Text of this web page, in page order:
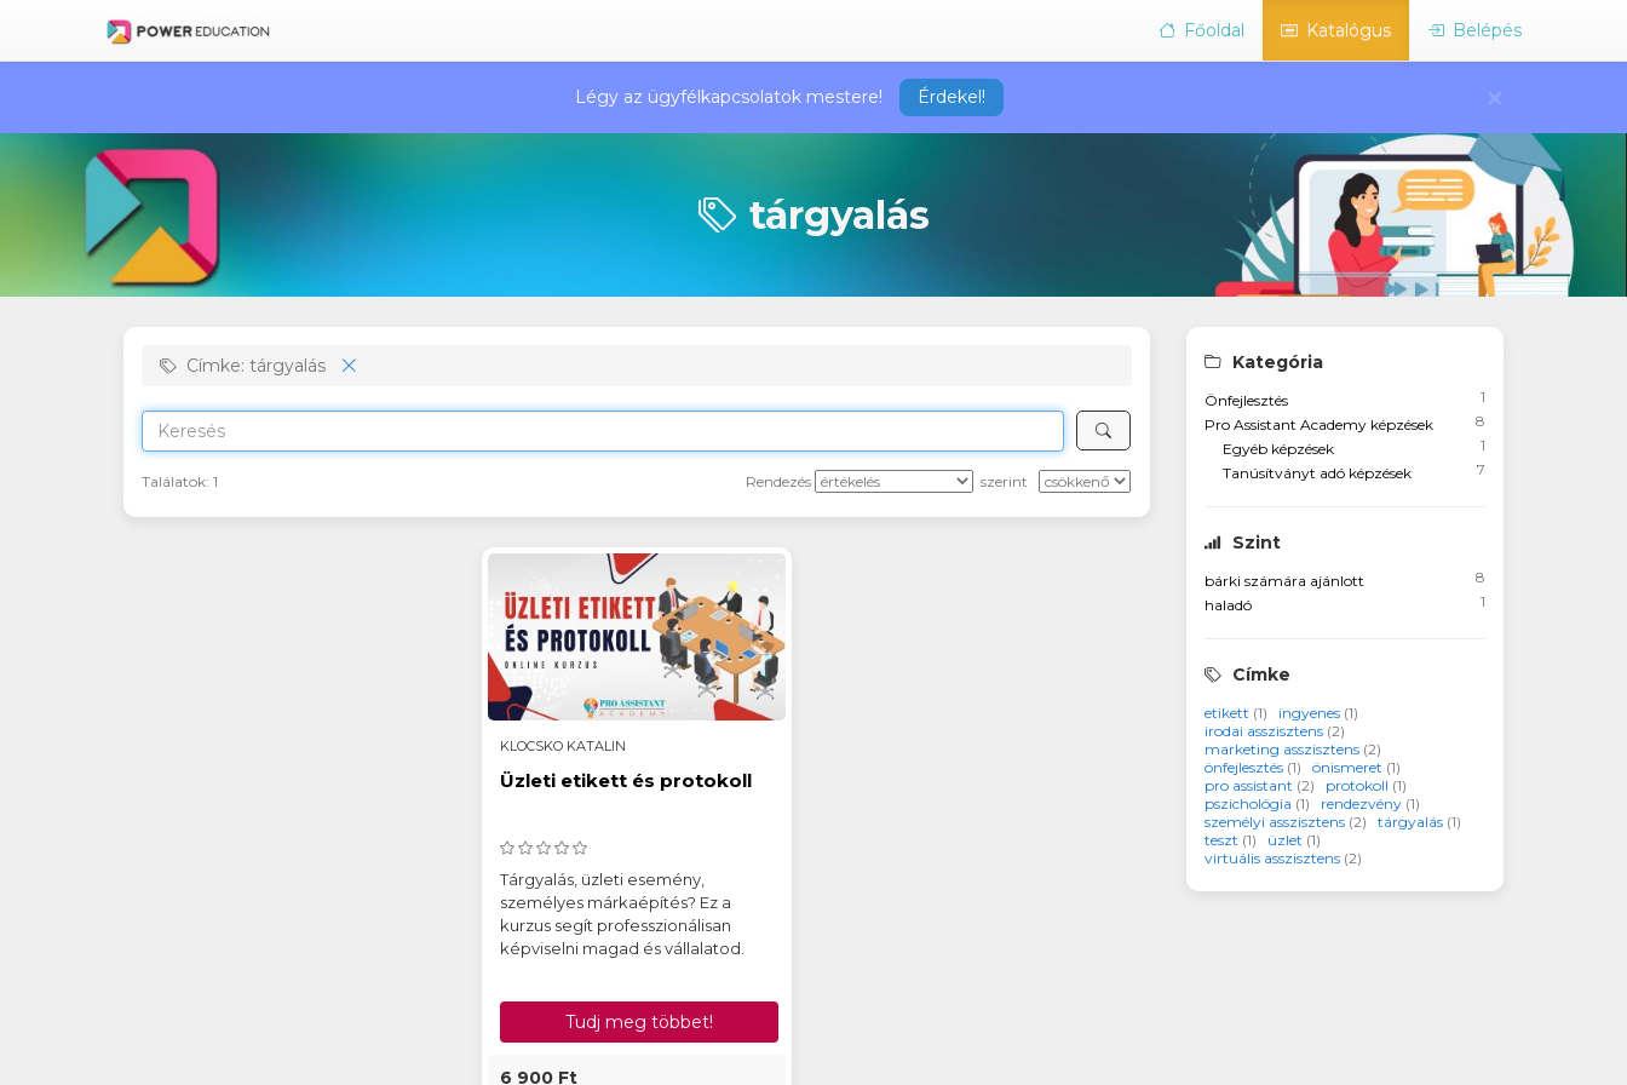
Főoldal Katalógus Belépés
Légy az ügyfélkapcsolatok mestere! Érdekel! ×
tárgyalás
Kategória
Önfejlesztés
1
Pro Assistant Academy képzések
8
Egyéb képzések
1
Tanúsítványt adó képzések
7
Szint
bárki számára ajánlott
8
haladó
1
Címke
etikett (1) ingyenes (1)
irodai asszisztens (2)
marketing asszisztens (2)
önfejlesztés (1) önismeret (1)
pro assistant (2) protokoll (1)
pszichológia (1) rendezvény (1)
személyi asszisztens (2) tárgyalás (1)
teszt (1) üzlet (1)
virtuális asszisztens (2)
Címke: tárgyalás
Találatok: 1 Rendezés szerint
KLOCSKO KATALIN
Üzleti etikett és protokoll
Tárgyalás, üzleti esemény,
személyes márkaépítés? Ez a
kurzus segít professzionálisan
képviselni magad és vállalatod.
Tudj meg többet!
6 900 Ft